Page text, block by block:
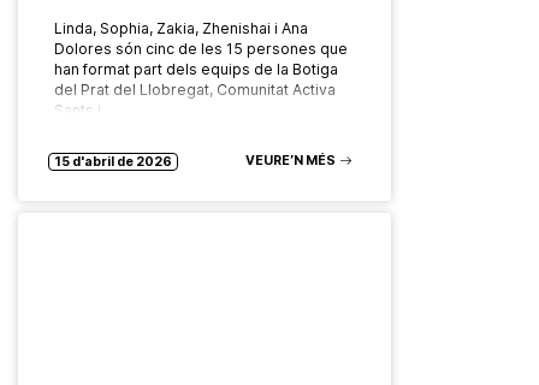
Linda, Sophia, Zakia, Zhenishai i Ana
Dolores són cinc de les 15 persones que
han format part dels equips de la Botiga
del Prat del Llobregat, Comunitat Activa
Sants i…
15 d'abril de 2026 VEURE’N MÉS